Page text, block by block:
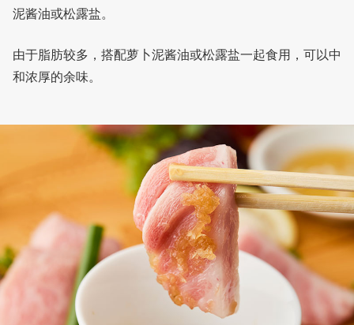
泥酱油或松露盐。
由于脂肪较多，搭配萝卜泥酱油或松露盐一起食用，可以中
和浓厚的余味。